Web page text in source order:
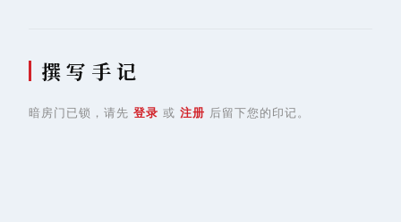
撰 写 手 记
暗房门已锁，请先 登录 或 注册 后留下您的印记。